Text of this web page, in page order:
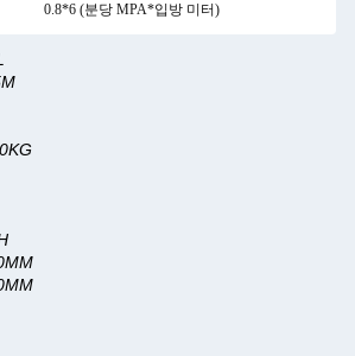
0.8*6 (분당 MPA*입방 미터)